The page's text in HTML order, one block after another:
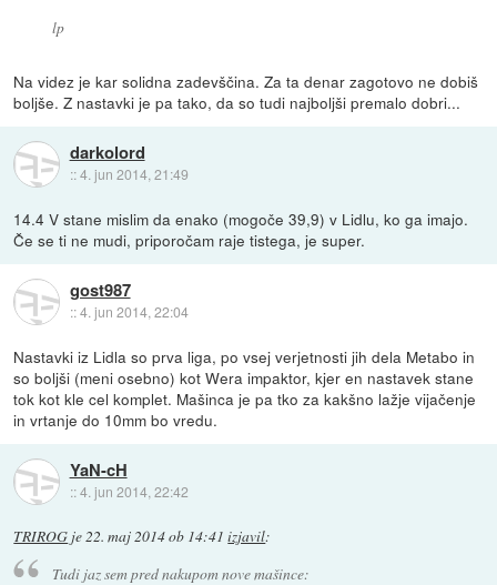
lp
Na videz je kar solidna zadevščina. Za ta denar zagotovo ne dobiš
boljše. Z nastavki je pa tako, da so tudi najboljši premalo dobri...
darkolord
::4. jun 2014, 21:49
14.4 V stane mislim da enako (mogoče 39,9) v Lidlu, ko ga imajo.
Če se ti ne mudi, priporočam raje tistega, je super.
gost987
::4. jun 2014, 22:04
Nastavki iz Lidla so prva liga, po vsej verjetnosti jih dela Metabo in
so boljši (meni osebno) kot Wera impaktor, kjer en nastavek stane
tok kot kle cel komplet. Mašinca je pa tko za kakšno lažje vijačenje
in vrtanje do 10mm bo vredu.
YaN-cH
::4. jun 2014, 22:42
TRIROG je22. maj 2014 ob 14:41 izjavil:
Tudi jaz sem pred nakupom nove mašince: